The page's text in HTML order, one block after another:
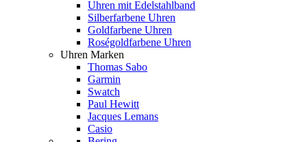
Uhren mit Edelstahlband
Silberfarbene Uhren
Goldfarbene Uhren
Roségoldfarbene Uhren
Uhren Marken
Thomas Sabo
Garmin
Swatch
Paul Hewitt
Jacques Lemans
Casio